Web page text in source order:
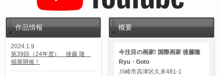
作品情報
2024.1.9
第39回（24年度） 後藤 隆
個展開催！
概要
今注目の画家! 国際画家 後藤隆
Ryu・Goto
川崎市高津区久末481-1